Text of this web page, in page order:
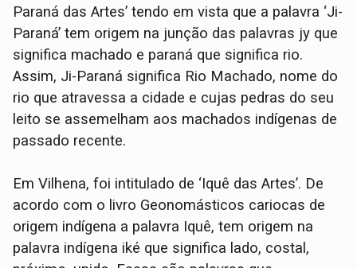
Paraná das Artes’ tendo em vista que a palavra ‘Ji-
Paraná’ tem origem na junção das palavras jy que
significa machado e paraná que significa rio.
Assim, Ji-Paraná significa Rio Machado, nome do
rio que atravessa a cidade e cujas pedras do seu
leito se assemelham aos machados indígenas de
passado recente.
Em Vilhena, foi intitulado de ‘Iquê das Artes’. De
acordo com o livro Geonomásticos cariocas de
origem indígena a palavra Iquê, tem origem na
palavra indígena iké que significa lado, costal,